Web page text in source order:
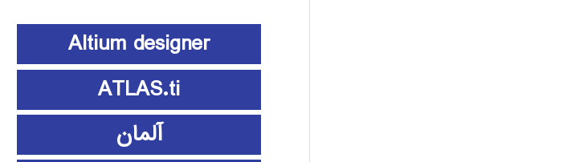
Altium designer
ATLAS.ti
آلمان